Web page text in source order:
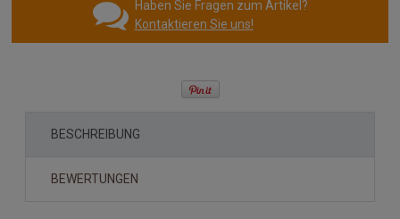
Haben Sie Fragen zum Artikel?
Kontaktieren Sie uns!
BESCHREIBUNG
BEWERTUNGEN